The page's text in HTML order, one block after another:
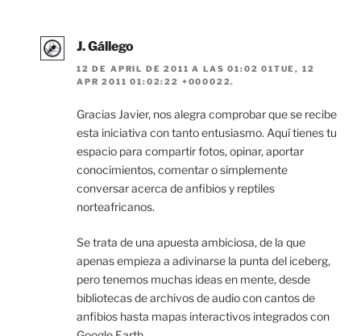
J. Gállego
12 DE APRIL DE 2011 A LAS 01:02 01TUE, 12
APR 2011 01:02:22 +000022.
Gracias Javier, nos alegra comprobar que se recibe
esta iniciativa con tanto entusiasmo. Aquí tienes tu
espacio para compartir fotos, opinar, aportar
conocimientos, comentar o simplemente
conversar acerca de anfibios y reptiles
norteafricanos.
Se trata de una apuesta ambiciosa, de la que
apenas empieza a adivinarse la punta del iceberg,
pero tenemos muchas ideas en mente, desde
bibliotecas de archivos de audio con cantos de
anfibios hasta mapas interactivos integrados con